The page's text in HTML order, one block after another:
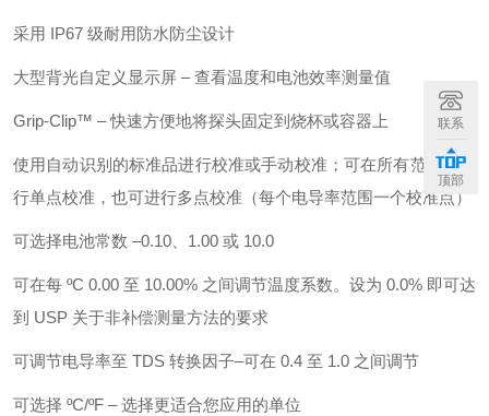
采用 IP67 级耐用防水防尘设计
大型背光自定义显示屏 – 查看温度和电池效率测量值
Grip-Clip™ – 快速方便地将探头固定到烧杯或容器上
使用自动识别的标准品进行校准或手动校准；可在所有范围内进
行单点校准，也可进行多点校准（每个电导率范围一个校准点）
可选择电池常数 –0.10、1.00 或 10.0
可在每 ºC 0.00 至 10.00% 之间调节温度系数。设为 0.0% 即可达
到 USP 关于非补偿测量方法的要求
可调节电导率至 TDS 转换因子–可在 0.4 至 1.0 之间调节
可选择 ºC/ºF – 选择更适合您应用的单位
联系
顶部